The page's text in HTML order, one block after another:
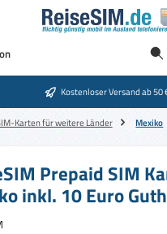
springen
Kostenloser Versand ab 50
Karten für weitere Länder Mexiko
Prepaid SIM
inkl. 10 Euro